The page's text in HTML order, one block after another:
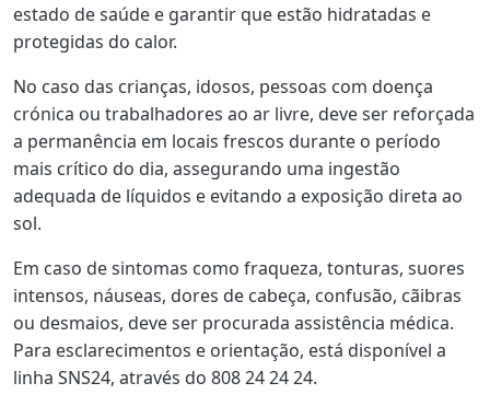
estado de saúde e garantir que estão hidratadas e
protegidas do calor.
No caso das crianças, idosos, pessoas com doença
crónica ou trabalhadores ao ar livre, deve ser reforçada
a permanência em locais frescos durante o período
mais crítico do dia, assegurando uma ingestão
adequada de líquidos e evitando a exposição direta ao
sol.
Em caso de sintomas como fraqueza, tonturas, suores
intensos, náuseas, dores de cabeça, confusão, cãibras
ou desmaios, deve ser procurada assistência médica.
Para esclarecimentos e orientação, está disponível a
linha SNS24, através do 808 24 24 24.